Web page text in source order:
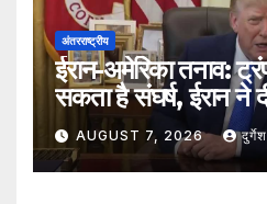
अंतरराष्ट्रीय
ईरान-अमेरिका तनाव:
सकता है संघर्ष, ईरान ने
AUGUST 7, 2026